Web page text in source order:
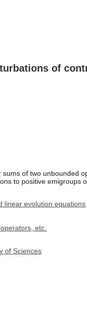
of
of two unbounded
to positive emigroups
linear evolution equations
etc.
of Sciences